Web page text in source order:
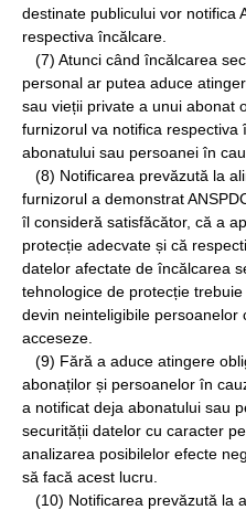
destinate publicului vor notifica
respectiva încălcare.
(7) Atunci când încălcarea
personal ar putea aduce
sau vieții private a unui abonat
furnizorul va notifica respectiva
abonatului sau persoanei în
(8) Notificarea prevăzută la
furnizorul a demonstrat
îl consideră satisfăcător, că a
protecție adecvate și că
datelor afectate de încălcarea
tehnologice de protecție
devin neinteligibile
acceseze.
(9) Fără a aduce atingere
abonaților și persoanelor în
a notificat deja abonatului sau
securității datelor cu caracter
analizarea posibilelor efecte
să facă acest lucru.
(10) Notificarea prevăzută la